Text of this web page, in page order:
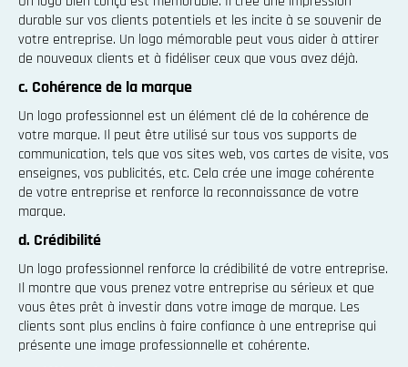
durable sur vos clients potentiels et les incite à se souvenir de
votre entreprise. Un logo mémorable peut vous aider à attirer
de nouveaux clients et à fidéliser ceux que vous avez déjà.
c. Cohérence de la marque
Un logo professionnel est un élément clé de la cohérence de
votre marque. Il peut être utilisé sur tous vos supports de
communication, tels que vos sites web, vos cartes de visite, vos
enseignes, vos publicités, etc. Cela crée une image cohérente
de votre entreprise et renforce la reconnaissance de votre
marque.
d. Crédibilité
Un logo professionnel renforce la crédibilité de votre entreprise.
Il montre que vous prenez votre entreprise au sérieux et que
vous êtes prêt à investir dans votre image de marque. Les
clients sont plus enclins à faire confiance à une entreprise qui
présente une image professionnelle et cohérente.